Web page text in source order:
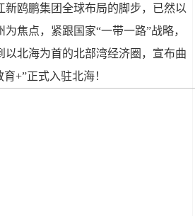
新鸥鹏集团全球布局的脚步，已然以
焦点，紧跟国家“一带一路”战略，
以北海为首的北部湾经济圈，宣布曲
+”正式入驻北海！